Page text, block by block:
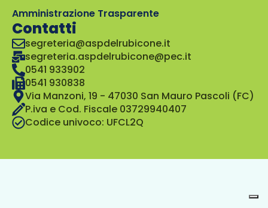
Amministrazione Trasparente
Contatti
segreteria@aspdelrubicone.it
segreteria.aspdelrubicone@pec.it
0541 933902
0541 930838
Via Manzoni, 19 - 47030 San Mauro Pascoli (FC)
P.iva e Cod. Fiscale 03729940407
Codice univoco: UFCL2Q